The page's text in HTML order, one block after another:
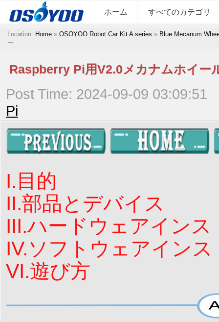
ホーム すべてのカテゴリ
Location: Home » OSOYOO Robot Car Kit A series » Blue Mecanum
ー
Raspberry Pi用V2.0メカナムホイー
Post Time: 2024-09-09 03:09:51
Pi
I.目的
II.部品とデバイス
III.ハードウェアインス
IV.ソフトウェアインス
VI.遊び方